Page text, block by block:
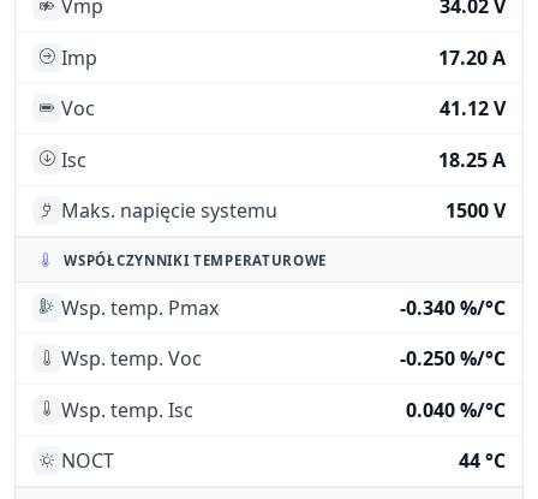
Vmp
34.02 V
Imp
17.20 A
Voc
41.12 V
Isc
18.25 A
Maks. napięcie systemu
1500 V
WSPÓŁCZYNNIKI TEMPERATUROWE
Wsp. temp. Pmax
-0.340 %/°C
Wsp. temp. Voc
-0.250 %/°C
Wsp. temp. Isc
0.040 %/°C
NOCT
44 °C